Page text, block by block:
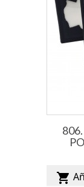
shopping_cart